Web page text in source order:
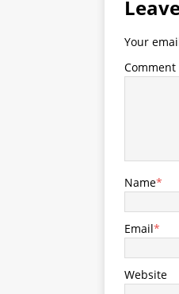
Your
Comment
Name*
Email*
Website